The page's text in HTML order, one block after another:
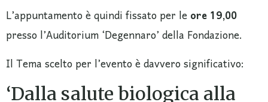
L’appuntamento è quindi fissato per leore 19,00
presso l’Auditorium ‘Degennaro’ della Fondazione.
Il Tema scelto per l’evento è davvero significativo:
‘Dalla salute biologica alla